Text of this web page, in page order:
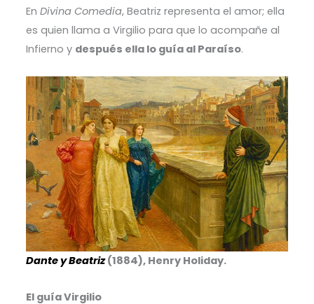
En Divina Comedia, Beatriz representa el amor; ella
es quien llama a Virgilio para que lo acompañe al
Infierno y después ella lo guía al Paraíso.
Dante y Beatriz(1884), Henry Holiday.
El guía Virgilio